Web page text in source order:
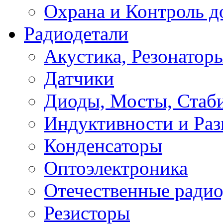
Охрана и Контроль
Радиодетали
Акустика,
Датчики
Диоды, Мосты,
Индуктивности и
Конденсаторы
Оптоэлектроника
Отечественные
Резисторы